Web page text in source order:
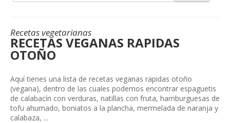
Recetas vegetarianas
RECETAS VEGANAS RAPIDAS
OTOÑO
Aquí tienes una lista de recetas veganas rapidas otoño
(vegana), dentro de las cuales podemos encontrar espaguetis
de calabacín con verduras, natillas con fruta, hamburguesas de
tofu ahumado, boniatos a la plancha, mermelada de naranja y
calabaza, ...